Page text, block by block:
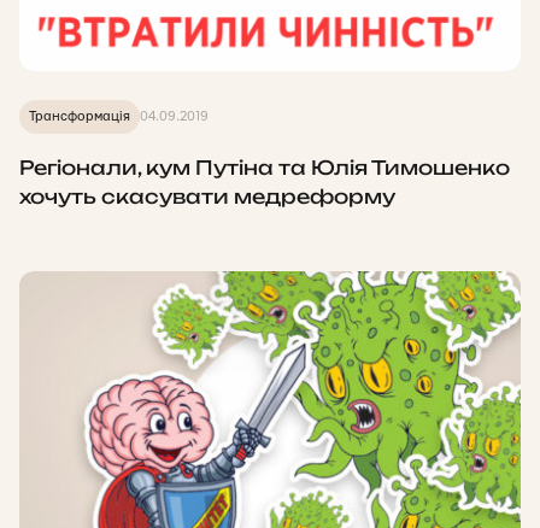
Трансформація 04.09.2019
Регіонали, кум Путіна та Юлія Тимошенко
хочуть скасувати медреформу